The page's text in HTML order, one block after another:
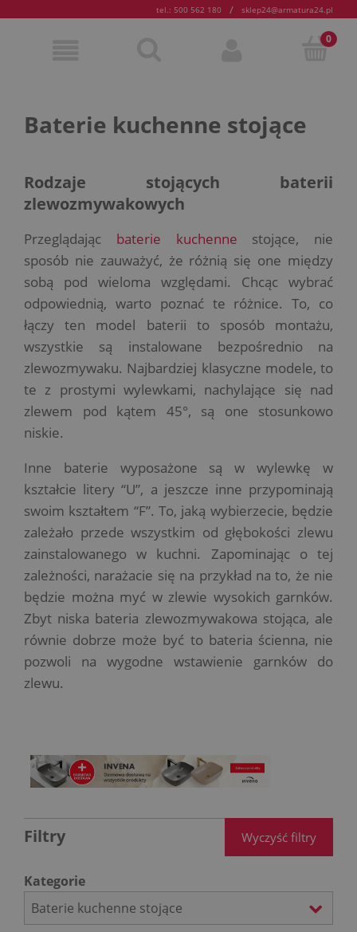
tel.: 500 562 180 / sklep24@armatura24.pl
Baterie kuchenne stojące
Rodzaje stojących baterii
zlewozmywakowych
Przeglądając baterie kuchenne stojące, nie
sposób nie zauważyć, że różnią się one między
sobą pod wieloma względami. Chcąc wybrać
odpowiednią, warto poznać te różnice. To, co
łączy ten model baterii to sposób montażu,
wszystkie są instalowane bezpośrednio na
zlewozmywaku. Najbardziej klasyczne modele, to
te z prostymi wylewkami, nachylające się nad
zlewem pod kątem 45°, są one stosunkowo
niskie.
Inne baterie wyposażone są w wylewkę w
kształcie litery “U”, a jeszcze inne przypominają
swoim kształtem “F”. To, jaką wybierzecie, będzie
zależało przede wszystkim od głębokości zlewu
zainstalowanego w kuchni. Zapominając o tej
zależności, narażacie się na przykład na to, że nie
będzie można myć w zlewie wysokich garnków.
Zbyt niska bateria zlewozmywakowa stojąca, ale
równie dobrze może być to bateria ścienna, nie
pozwoli na wygodne wstawienie garnków do
zlewu.
Filtry Wyczyść filtry
Kategorie
Baterie kuchenne stojące